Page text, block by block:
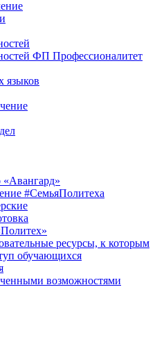
ФП Профессионалитет
языков
#СемьяПолитеха
ресурсы, к которым
обучающихся
возможностями